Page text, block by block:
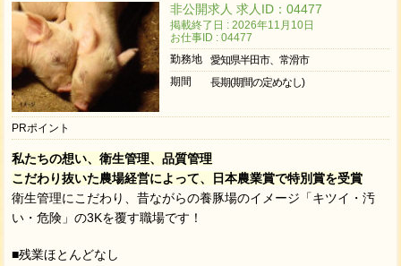
非公開求人 求人ID：04477
掲載終了日 : 2026年11月10日
お仕事ID : 04477
勤務地
愛知県半田市、常滑市
期間
長期(期間の定めなし)
PRポイント
私たちの想い、衛生管理、品質管理
こだわり抜いた農場経営によって、日本農業賞で特別賞を受賞
衛生管理にこだわり、昔ながらの養豚場のイメージ「キツイ・汚
い・危険」の3Kを覆す職場です！
■残業ほとんどなし